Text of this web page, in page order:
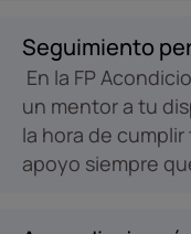
Seguimiento
En la FP
un mentor a tu
la hora de
apoyo siempre